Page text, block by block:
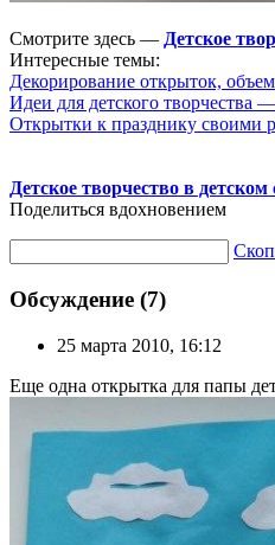
Смотрите здесь — Детское
Интересные темы:
Декорирование открыток,
Идеи для детского
Открытки к празднику своими
Детское творчество в
Поделиться вдохновением
Обсуждение (7)
25 марта 2010, 16:12
Еще одна открытка для папы